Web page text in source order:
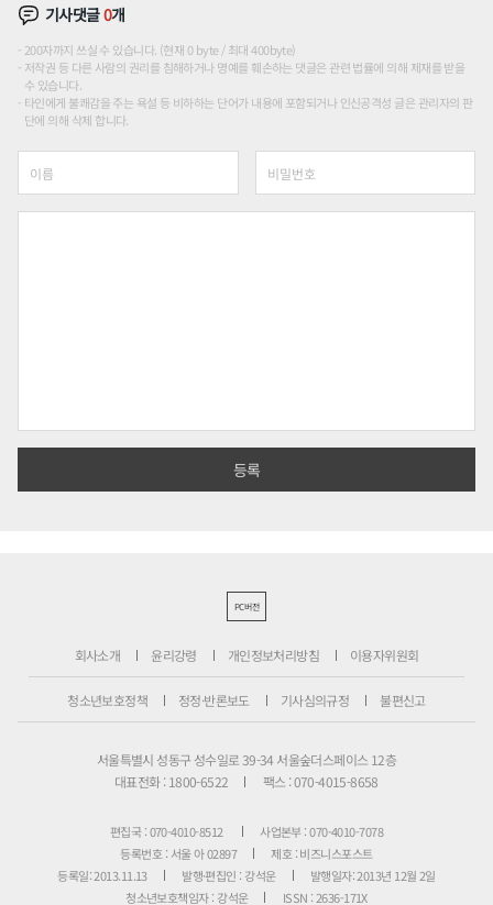
기사댓글0개
200자까지 쓰실 수 있습니다. (현재 0 byte / 최대 400byte)
저작권 등 다른 사람의 권리를 침해하거나 명예를 훼손하는 댓글은 관련 법률에 의해 제재를 받을
수 있습니다.
타인에게 불쾌감을 주는 욕설 등 비하하는 단어가 내용에 포함되거나 인신공격성 글은 관리자의 판
단에 의해 삭제 합니다.
PC버전
회사소개 윤리강령 개인정보처리방침 이용자위원회
청소년보호정책 정정·반론보도 기사심의규정 불편신고
서울특별시 성동구 성수일로 39-34 서울숲더스페이스 12층
대표전화 : 1800-6522
팩스 : 070-4015-8658
편집국 : 070-4010-8512
사업본부 : 070-4010-7078
등록번호 : 서울 아 02897
제호 : 비즈니스포스트
등록일: 2013.11.13
발행·편집인 : 강석운
발행일자: 2013년 12월 2일
청소년보호책임자 : 강석운
ISSN : 2636-171X